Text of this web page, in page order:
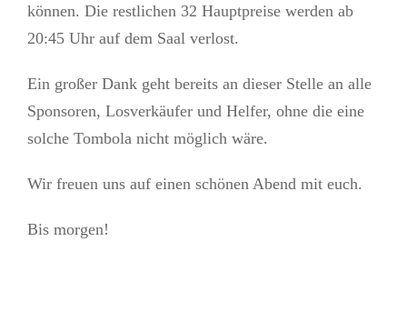
können. Die restlichen 32 Hauptpreise werden ab
20:45 Uhr auf dem Saal verlost.
Ein großer Dank geht bereits an dieser Stelle an alle
Sponsoren, Losverkäufer und Helfer, ohne die eine
solche Tombola nicht möglich wäre.
Wir freuen uns auf einen schönen Abend mit euch.
Bis morgen!